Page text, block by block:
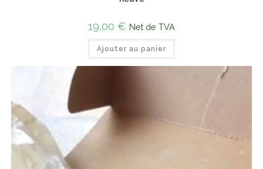
19,00 € Net de TVA
Ajouter au panier